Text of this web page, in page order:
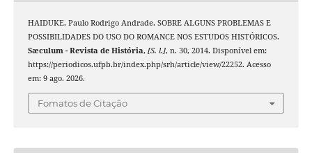
HAIDUKE, Paulo Rodrigo Andrade. SOBRE ALGUNS PROBLEMAS E
POSSIBILIDADES DO USO DO ROMANCE NOS ESTUDOS HISTÓRICOS.
Sæculum - Revista de História, [S. l.], n. 30, 2014. Disponível em:
https://periodicos.ufpb.br/index.php/srh/article/view/22252. Acesso
em: 9 ago. 2026.
Fomatos de Citação